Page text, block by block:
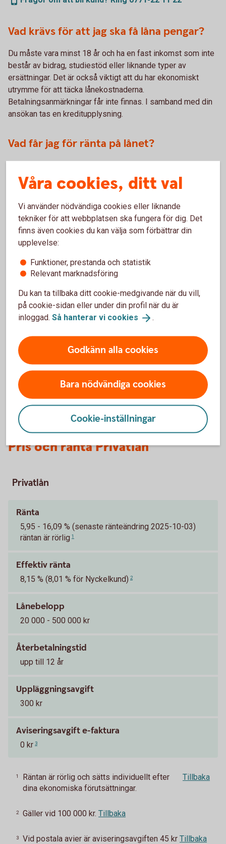
Vad krävs för att jag ska få låna pengar?
Du måste vara minst 18 år och ha en fast inkomst som inte
består av bidrag, studiestöd eller liknande typer av
ersättningar. Det är också viktigt att du har ekonomiskt
utrymme för att täcka lånekostnaderna.
Betalningsanmärkningar får inte finnas. I samband med din
ansökan tas en kreditupplysning.
Vad får jag för ränta på lånet?
ränteändring 2025-10-03) och sätts individuellt efter dina
ekonomiska förutsättningar.
När får jag mina pengar?
Om du har ansökt online och din ansökan har blivit godkänd,
vardagar före kl. 18:00.
Kan jag höja mitt befintliga lån?
Du kan göra detta genom att ansöka om ett nytt lån och
Höja bolån? Ring 0771-22 11 22
Hitta dittbankkontor
Pris och ränta Privatlån
Privatlån
Ränta
5,95 - 16,09 % (senaste ränteändring 2025-10-03)
räntan är rörlig 1
Effektiv ränta
8,15 % (8,01 % för Nyckelkund) 2
Lånebelopp
20 000 - 500 000 kr
Återbetalningstid
upp till 12 år
Uppläggningsavgift
300 kr
Aviseringsavgift e-faktura
0 kr 3
1
Räntan är rörlig och sätts individuellt efter
dina ekonomiska förutsättningar.
Tillbaka
2 Gäller vid 100 000 kr. Tillbaka
3 Vid postala avier är aviseringsavgiften 45 kr Tillbaka
Våra cookies, ditt val
Vi använder nödvändiga cookies eller liknande
tekniker för att webbplatsen ska fungera för dig. Det
finns även cookies du kan välja som förbättrar din
upplevelse:
Funktioner, prestanda och statistik
Relevant marknadsföring
Du kan ta tillbaka ditt cookie-medgivande när du vill,
på cookie-sidan eller under din profil när du är
inloggad. Så hanterar vi cookies .
Godkänn alla cookies
Bara nödvändiga cookies
Cookie-inställningar